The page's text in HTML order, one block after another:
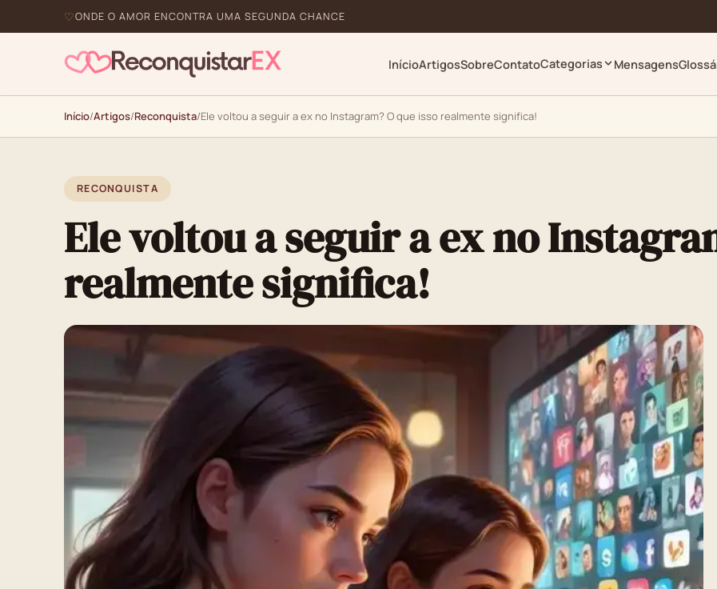
ONDE O AMOR ENCONTRA UMA SEGUNDA CHANCE
InícioArtigosSobreContatoCategorias Mensagens
Início/Artigos/Reconquista/Ele voltou a seguir a ex no Instagram? O que isso realmente significa!
RECONQUISTA
Ele voltou a seguir a ex no
realmente significa!